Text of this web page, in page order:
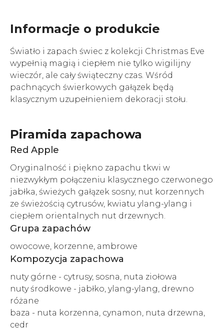
Informacje o produkcie
Światło i zapach świec z kolekcji Christmas Eve
wypełnią magią i ciepłem nie tylko wigilijny
wieczór, ale cały świąteczny czas. Wśród
pachnących świerkowych gałązek będą
klasycznym uzupełnieniem dekoracji stołu.
Piramida zapachowa
Red Apple
Oryginalność i piękno zapachu tkwi w
niezwykłym połączeniu klasycznego czerwonego
jabłka, świeżych gałązek sosny, nut korzennych
ze świeżością cytrusów, kwiatu ylang-ylang i
ciepłem orientalnych nut drzewnych.
Grupa zapachów
owocowe, korzenne, ambrowe
Kompozycja zapachowa
nuty górne - cytrusy, sosna, nuta ziołowa
nuty środkowe - jabłko, ylang-ylang, drewno
różane
baza - nuta korzenna, cynamon, nuta drzewna,
cedr